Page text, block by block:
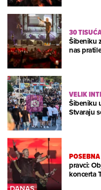
30
Šibeniku
nas
VELIK
Šibeniku
Stvaraju
pravci:
koncerta